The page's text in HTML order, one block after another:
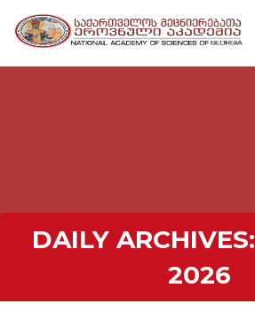
DAILY ARCHIVES:
2026